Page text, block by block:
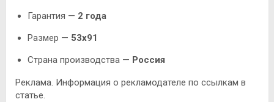
Гарантия — 2 года
Размер — 53х91
Страна производства — Россия
Реклама. Информация о рекламодателе по ссылкам в
статье.